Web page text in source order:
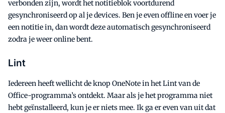
verbonden zijn, wordt het notitieblok voortdurend
gesynchroniseerd op al je devices. Ben je even offline en voer je
een notitie in, dan wordt deze automatisch gesynchroniseerd
zodra je weer online bent.
Lint
Iedereen heeft wellicht de knop OneNote in het Lint van de
Office-programma’s ontdekt. Maar als je het programma niet
hebt geïnstalleerd, kun je er niets mee. Ik ga er even van uit dat